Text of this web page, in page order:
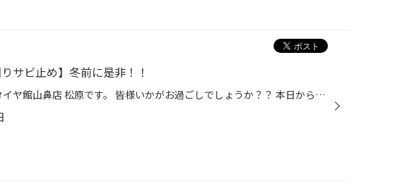
りサビ止め】冬前に是非！！
こんにちは。タイヤ館山鼻店 松原です。 皆様いかがお過ごしでしょうか？？ 本日から12月突入ですね！！2024年も残すところ一か月となりました。 今年は雪も多く、下回りにダメージが・・・。 そこで！！ ウルトアンダーボディシールはゴム質の防錆剤で お車の下回り・タイヤハウス内の小石による傷...